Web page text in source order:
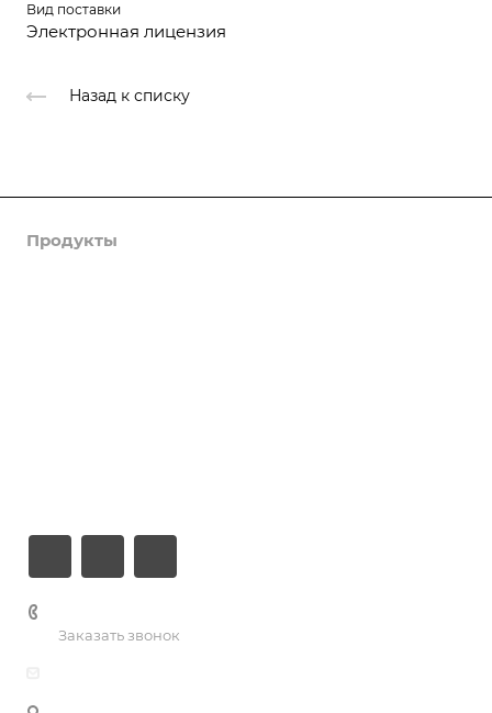
Вид поставки
Электронная лицензия
Назад к списку
Продукты
Заказать звонок